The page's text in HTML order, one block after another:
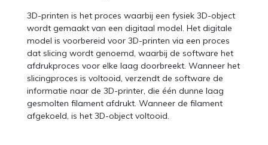
3D-printen is het proces waarbij een fysiek 3D-object
wordt gemaakt van een digitaal model. Het digitale
model is voorbereid voor 3D-printen via een proces
dat slicing wordt genoemd, waarbij de software het
afdrukproces voor elke laag doorbreekt. Wanneer het
slicingproces is voltooid, verzendt de software de
informatie naar de 3D-printer, die één dunne laag
gesmolten filament afdrukt. Wanneer de filament
afgekoeld, is het 3D-object voltooid.